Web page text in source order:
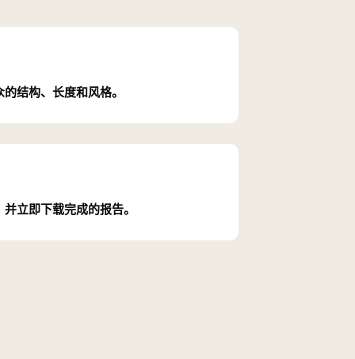
结构、长度和风格。
立即下载完成的报告。